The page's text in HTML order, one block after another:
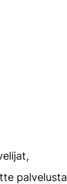
palvelusta